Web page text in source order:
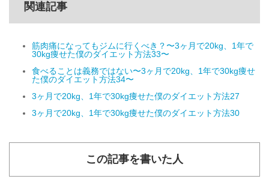
関連記事
筋肉痛になってもジムに行くべき？〜3ヶ月で20kg、1年で
30kg痩せた僕のダイエット方法33〜
食べることは義務ではない〜3ヶ月で20kg、1年で30kg痩せ
た僕のダイエット方法34〜
3ヶ月で20kg、1年で30kg痩せた僕のダイエット方法27
3ヶ月で20kg、1年で30kg痩せた僕のダイエット方法30
この記事を書いた人